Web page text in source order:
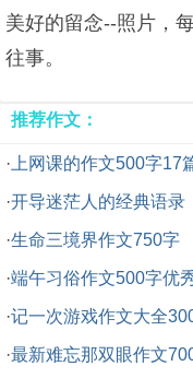
美好的留念--照片，
往事。
推荐作文：
· 上网课的作文500字17
·开导迷茫人的经典语录
·生命三境界作文750字
·端午习俗作文500字优
·记一次游戏作文大全
·最新难忘那双眼作文